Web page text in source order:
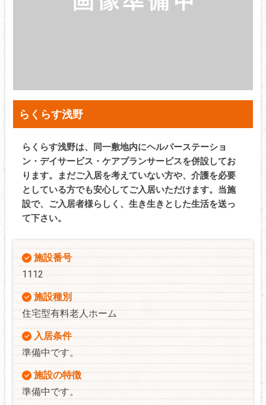
らくらす浅野
らくらす浅野は、同一敷地内にヘルパーステーショ
ン・デイサービス・ケアプランサービスを併設してお
ります。まだご入居を考えていない方や、介護を必要
としている方でも安心してご入居いただけます。当施
設で、ご入居者様らしく、生き生きとした生活を送っ
て下さい。
施設番号
1112
施設種別
住宅型有料老人ホーム
入居条件
準備中です。
施設の特徴
準備中です。